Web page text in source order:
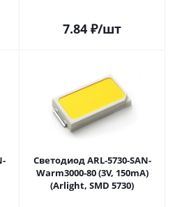
7.84 ₽/шт
Светодиод ARL-5730-SAN-
Warm3000-80 (3V, 150mA)
(Arlight, SMD 5730)